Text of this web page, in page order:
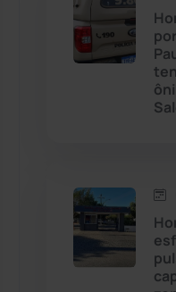
Caturama
Chapada
Cordeiros
Dom Basílio